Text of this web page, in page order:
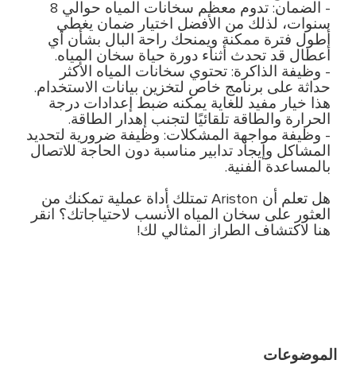
- الضمان: تدوم معظم سخانات المياه حوالي 8
سنوات، لذلك من الأفضل اختيار ضمان يغطي
أطول فترة ممكنة ويمنحك راحة البال بشأن أي
أعطال قد تحدث أثناء دورة حياة سخان المياه.
- وظيفة الذاكرة: تحتوي سخانات المياه الأكثر
حداثة على برنامج خاص لتخزين بيانات الاستخدام.
هذا خيار مفيد للغاية يمكنه ضبط إعدادات درجة
الحرارة والطاقة تلقائيًا لتجنب إهدار الطاقة.
- وظيفة مواجهة المشكلات: وظيفة ضرورية لتحديد
المشاكل وإيجاد تدابير مناسبة دون الحاجة للاتصال
بالمساعدة الفنية.
هل تعلم أن Ariston تمتلك أداة عملية تمكنك من
العثور على سخان المياه الأنسب لاحتياجاتك؟ انقر
هنا لاكتشاف الطراز المثالي لك!
الموضوعات